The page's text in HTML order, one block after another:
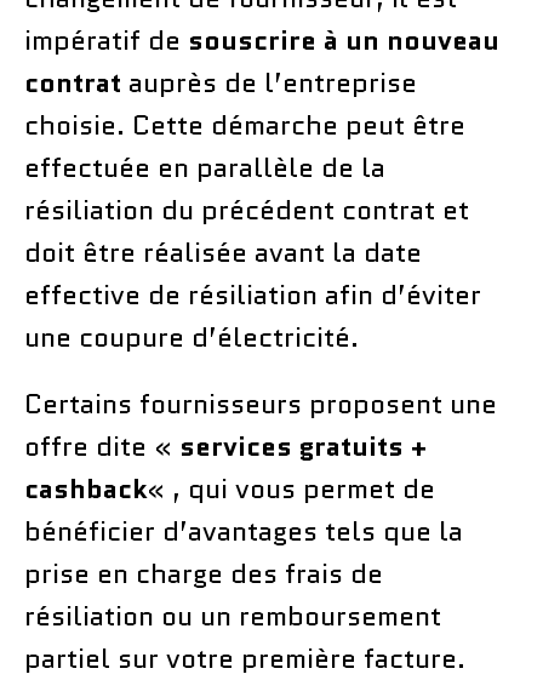
impératif de souscrire à un nouveau
contrat auprès de l’entreprise
choisie. Cette démarche peut être
effectuée en parallèle de la
résiliation du précédent contrat et
doit être réalisée avant la date
effective de résiliation afin d’éviter
une coupure d’électricité.
Certains fournisseurs proposent une
offre dite « services gratuits +
cashback« , qui vous permet de
bénéficier d’avantages tels que la
prise en charge des frais de
résiliation ou un remboursement
partiel sur votre première facture.